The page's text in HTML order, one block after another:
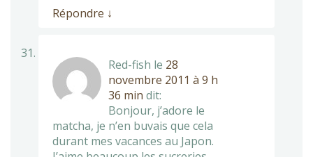
Répondre ↓
Red-fish le 28
novembre 2011 à 9 h
36 min dit:
Bonjour, j’adore le
matcha, je n’en buvais que cela
durant mes vacances au Japon.